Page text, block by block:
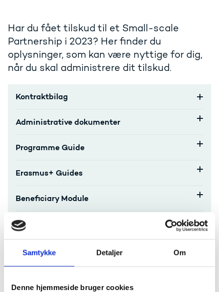
Samtykke Detaljer Om
Denne hjemmeside bruger cookies
Har du fået tilskud til et Small-scale
Partnership i 2023? Her finder du
oplysninger, som kan være nyttige for dig,
når du skal administrere dit tilskud.
Kontraktbilag
Administrative dokumenter
Programme Guide
Erasmus+ Guides
Beneficiary Module
ORS-Organisation Registration System
Formidling af dit projekt